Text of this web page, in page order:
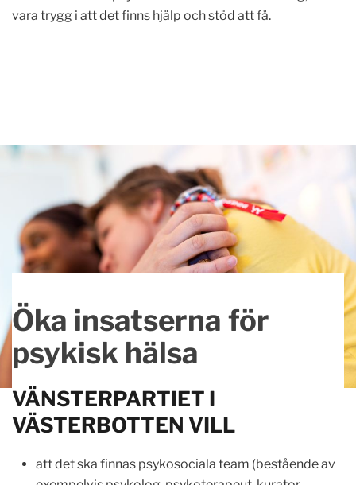
vara trygg i att det finns hjälp och stöd att få.
Öka insatserna för
psykisk hälsa
VÄNSTERPARTIET I
VÄSTERBOTTEN VILL
att det ska finnas psykosociala team (bestående av